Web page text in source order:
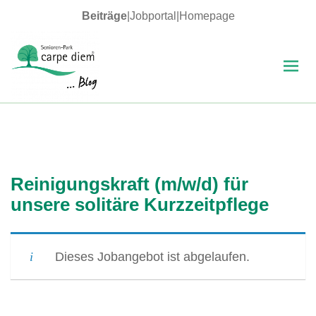
Beiträge| Jobportal Homepage
Reinigungskraft (m/w/d) für
unsere solitäre Kurzzeitpflege
Dieses Jobangebot ist abgelaufen.